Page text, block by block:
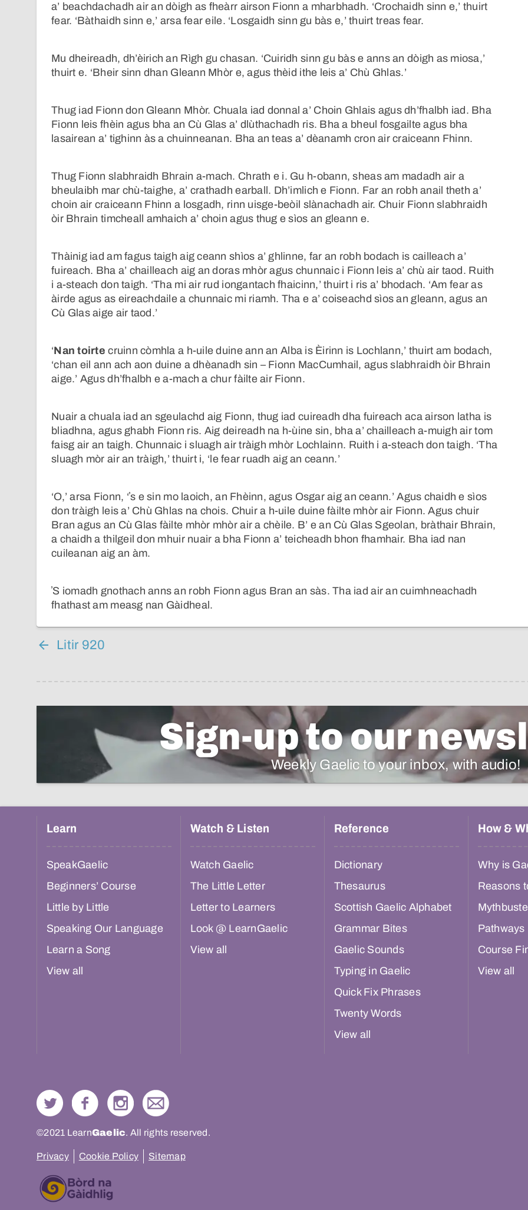
a’ beachdachadh air an dòigh as fheàrr airson Fionn a mharbhadh. ‘Crochaidh sinn e,’ thuirt
fear. ‘Bàthaidh sinn e,’ arsa fear eile. ‘Losgaidh sinn gu bàs e,’ thuirt treas fear.
Mu dheireadh, dh’èirich an Rìgh gu chasan. ‘Cuiridh sinn gu bàs e anns an dòigh as miosa,’
thuirt e. ‘Bheir sinn dhan Gleann Mhòr e, agus thèid ithe leis a’ Chù Ghlas.’
Thug iad Fionn don Gleann Mhòr. Chuala iad donnal a’ Choin Ghlais agus dh’fhalbh iad. Bha
Fionn leis fhèin agus bha an Cù Glas a’ dlùthachadh ris. Bha a bheul fosgailte agus bha
lasairean a’ tighinn às a chuinneanan. Bha an teas a’ dèanamh cron air craiceann Fhinn.
Thug Fionn slabhraidh Bhrain a-mach. Chrath e i. Gu h-obann, sheas am madadh air a
bheulaibh mar chù-taighe, a’ crathadh earball. Dh’imlich e Fionn. Far an robh anail theth a’
choin air craiceann Fhinn a losgadh, rinn uisge-beòil slànachadh air. Chuir Fionn slabhraidh
òir Bhrain timcheall amhaich a’ choin agus thug e sìos an gleann e.
Thàinig iad am fagus taigh aig ceann shìos a’ ghlinne, far an robh bodach is cailleach a’
fuireach. Bha a’ chailleach aig an doras mhòr agus chunnaic i Fionn leis a’ chù air taod. Ruith
i a-steach don taigh. ‘Tha mi air rud iongantach fhaicinn,’ thuirt i ris a’ bhodach. ‘Am fear as
àirde agus as eireachdaile a chunnaic mi riamh. Tha e a’ coiseachd sìos an gleann, agus an
Cù Glas aige air taod.’
‘Nan toirte cruinn còmhla a h-uile duine ann an Alba is Èirinn is Lochlann,’ thuirt am bodach,
‘chan eil ann ach aon duine a dhèanadh sin – Fionn MacCumhail, agus slabhraidh òir Bhrain
aige.’ Agus dh’fhalbh e a-mach a chur fàilte air Fionn.
Nuair a chuala iad an sgeulachd aig Fionn, thug iad cuireadh dha fuireach aca airson latha is
bliadhna, agus ghabh Fionn ris. Aig deireadh na h-ùine sin, bha a’ chailleach a-muigh air tom
faisg air an taigh. Chunnaic i sluagh air tràigh mhòr Lochlainn. Ruith i a-steach don taigh. ‘Tha
sluagh mòr air an tràigh,’ thuirt i, ‘le fear ruadh aig an ceann.’
‘O,’ arsa Fionn, ‘ʼs e sin mo laoich, an Fhèinn, agus Osgar aig an ceann.’ Agus chaidh e sìos
don tràigh leis a’ Chù Ghlas na chois. Chuir a h-uile duine fàilte mhòr air Fionn. Agus chuir
Bran agus an Cù Glas fàilte mhòr mhòr air a chèile. B’ e an Cù Glas Sgeolan, bràthair Bhrain,
a chaidh a thilgeil don mhuir nuair a bha Fionn a’ teicheadh bhon fhamhair. Bha iad nan
cuileanan aig an àm.
ʼS iomadh gnothach anns an robh Fionn agus Bran an sàs. Tha iad air an cuimhneachadh
fhathast am measg nan Gàidheal.
Litir 920
Sign-up to our
Weekly Gaelic to your inbox, with audio!
Learn
SpeakGaelic
Beginners’ Course
Little by Little
Speaking Our Language
Learn a Song
View all
Watch & Listen
Watch Gaelic
The Little Letter
Letter to Learners
Look @ LearnGaelic
View all
Reference
Dictionary
Thesaurus
Scottish Gaelic Alphabet
Grammar Bites
Gaelic Sounds
Typing in Gaelic
Quick Fix Phrases
Twenty Words
View all
How &
Why is
Reasons
Pathways
Course
View all
©2021 LearnGaelic. All rights reserved.
Privacy Cookie Policy Sitemap